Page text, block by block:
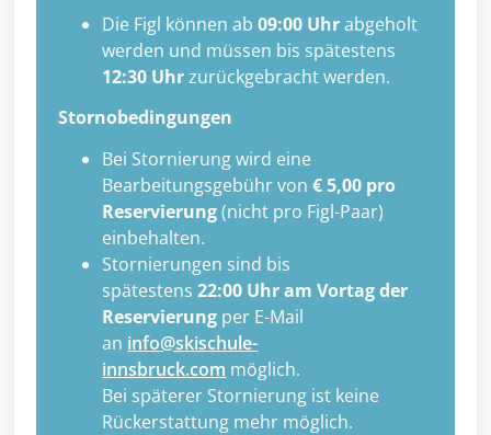
Die Figl können ab 09:00 Uhrabgeholt
werden und müssen bis spätestens
12:30 Uhrzurückgebracht werden.
Stornobedingungen
Bei Stornierung wird eine
Bearbeitungsgebühr von€ 5,00 pro
Reservierung(nicht pro Figl-Paar)
einbehalten.
Stornierungen sind bis
spätestens22:00 Uhr am Vortag der
Reservierung per E-Mail
an info@skischule-
innsbruck.com möglich.
Bei späterer Stornierung ist keine
Rückerstattung mehr möglich.